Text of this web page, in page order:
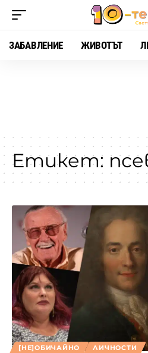
ЗАБАВЛЕНИЕ ЖИВОТЪТ
Етикет:
[НЕ]ОБИЧАЙНО ЛИЧНОСТИ